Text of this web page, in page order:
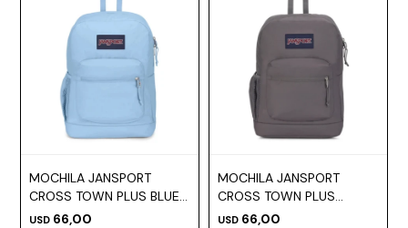
MOCHILA JANSPORT
CROSS TOWN PLUS BLUE
DUSK
USD 66,00
MOCHILA JANSPORT
CROSS TOWN PLUS
GRAPHITE GREY
USD 66,00